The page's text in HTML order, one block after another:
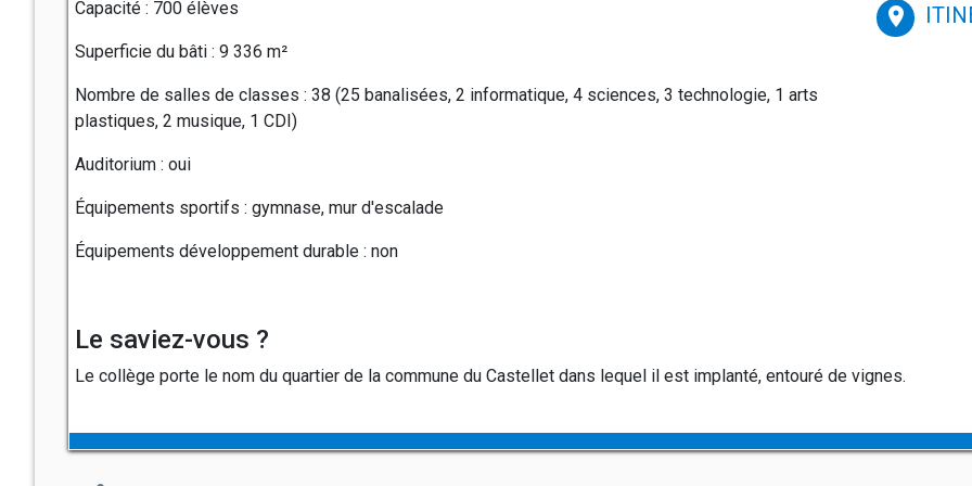
Capacité : 700 élèves
Superficie du bâti : 9 336 m²
Nombre de salles de classes : 38 (25 banalisées, 2 informatique, 4 sciences, 3 technologie, 1 arts
plastiques, 2 musique, 1 CDI)
Auditorium : oui
Équipements sportifs : gymnase, mur d'escalade
Équipements développement durable : non
place
Le saviez-vous ?
Le collège porte le nom du quartier de la commune du Castellet dans lequel il est implanté, entouré de vignes.